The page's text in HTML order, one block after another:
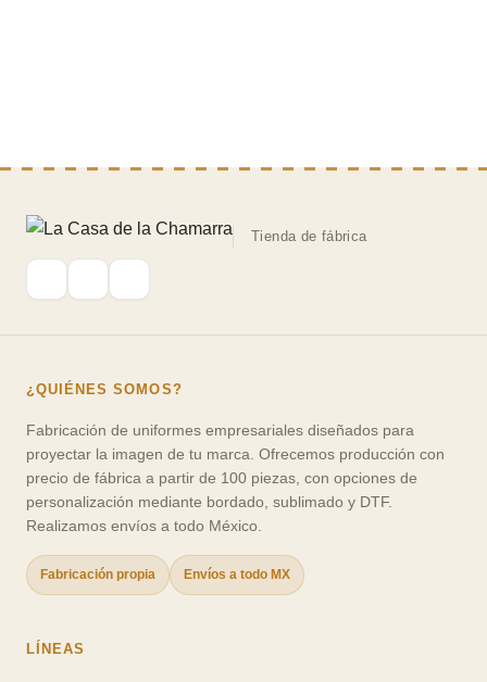
Tienda de fábrica
¿QUIÉNES SOMOS?
Fabricación de uniformes empresariales diseñados para
proyectar la imagen de tu marca. Ofrecemos producción con
precio de fábrica a partir de 100 piezas, con opciones de
personalización mediante bordado, sublimado y DTF.
Realizamos envíos a todo México.
Fabricación propia Envíos a todo MX
LÍNEAS